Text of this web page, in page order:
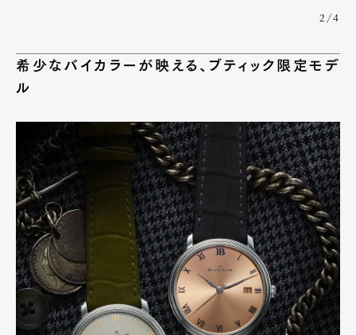
2/4
希少なバイカラーが映える、ブティック限定モデ
ル